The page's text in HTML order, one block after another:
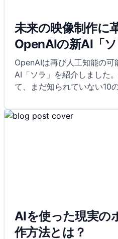
未来の映像制作に
OpenAIの新AI「
OpenAIは再び人工知能の可
AI「ソラ」を紹介しました
て、まだ知られていない10
AIを使った現実の
作方法とは？